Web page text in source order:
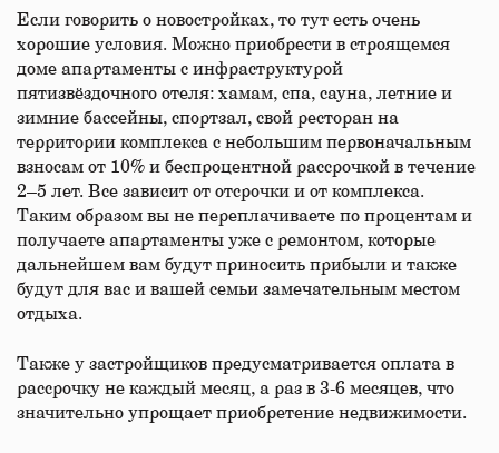
Если говорить о новостройках, то тут есть очень
хорошие условия. Можно приобрести в строящемся
доме апартаменты с инфраструктурой
пятизвёздочного отеля: хамам, спа, сауна, летние и
зимние бассейны, спортзал, свой ресторан на
территории комплекса с небольшим первоначальным
взносам от 10% и беспроцентной рассрочкой в течение
2–5 лет. Все зависит от отсрочки и от комплекса.
Таким образом вы не переплачиваете по процентам и
получаете апартаменты уже с ремонтом, которые
дальнейшем вам будут приносить прибыли и также
будут для вас и вашей семьи замечательным местом
отдыха.
Также у застройщиков предусматривается оплата в
рассрочку не каждый месяц, а раз в 3-6 месяцев, что
значительно упрощает приобретение недвижимости.